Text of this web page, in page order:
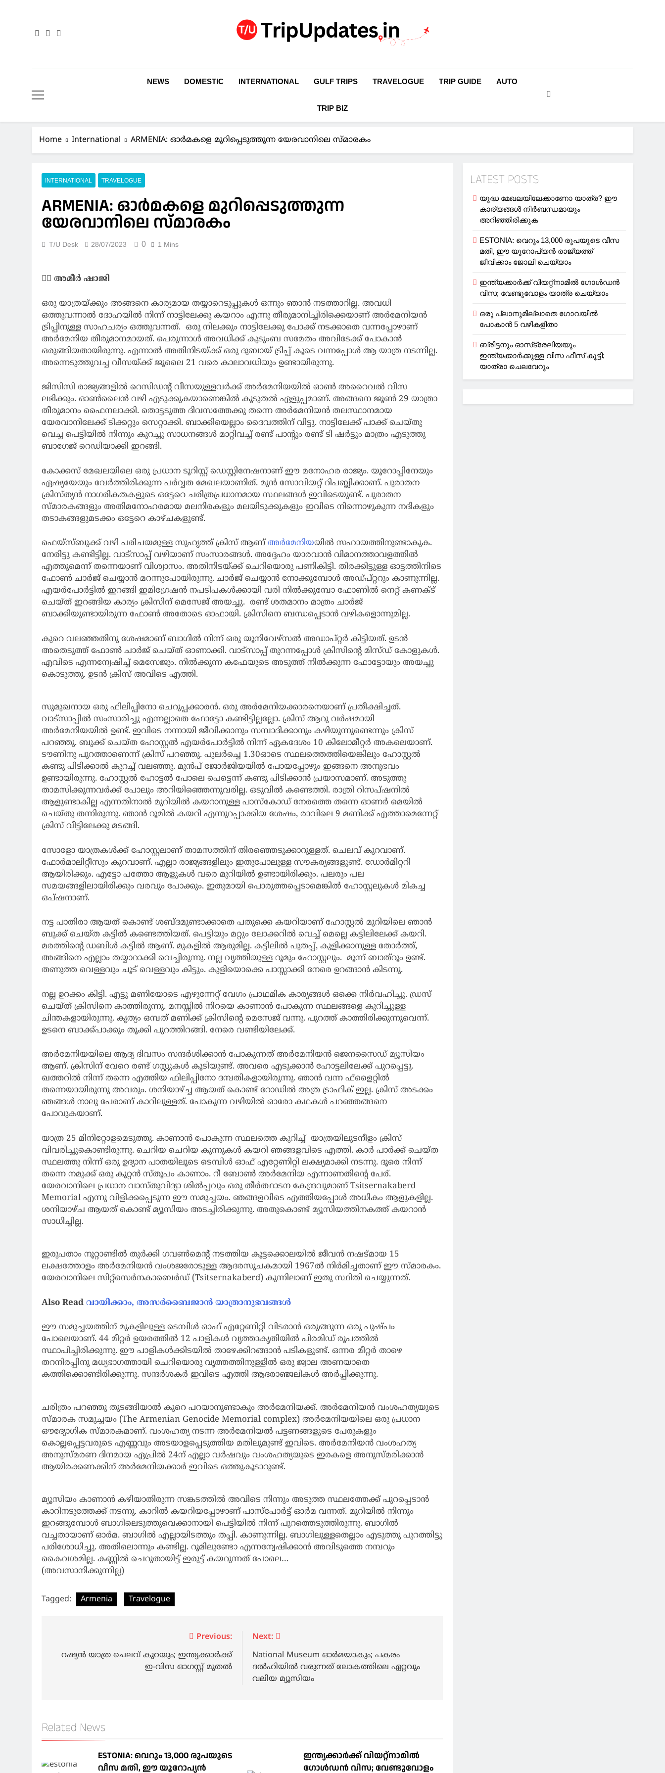
Trip Updates
NEWS DOMESTIC INTERNATIONAL GULF TRIPS TRAVELOGUE TRIP GUIDE AUTO
TRIP BIZ
Home International ARMENIA: ഓർമകളെ മുറിപ്പെടുത്തുന്ന യേരവാനിലെ സ്മാരകം
INTERNATIONAL TRAVELOGUE
ARMENIA: ഓർമകളെ മുറിപ്പെടുത്തുന്ന
യേരവാനിലെ സ്മാരകം
T/U Desk 28/07/2023 0 1 Mins
✍🏻 അമീർ ഷാജി
ഒരു യാത്രയ്ക്കും അങ്ങനെ കാര്യമായ തയ്യാറെടുപ്പുകൾ ഒന്നും ഞാൻ നടത്താറില്ല. അവധി
ഒത്തുവന്നാൽ ദോഹയിൽ നിന്ന് നാട്ടിലേക്കു കയറാം എന്നു തീരുമാനിച്ചിരിക്കെയാണ് അർമേനിയൻ
ട്രിപ്പിനുള്ള സാഹചര്യം ഒത്തുവന്നത്. ഒരു നിലക്കും നാട്ടിലേക്കു പോക്ക് നടക്കാതെ വന്നപ്പോഴാണ്
അർമേനിയ തീരുമാനമായത്. പെരുന്നാൾ അവധിക്ക് കുടുംബ സമേതം അവിടേക്ക് പോകാൻ
ഒരുങ്ങിയതായിരുന്നു. എന്നാൽ അതിനിടയ്ക്ക് ഒരു ദുബായ് ട്രിപ്പ് കൂടെ വന്നപ്പോൾ ആ യാത്ര നടന്നില്ല.
അന്നെടുത്തുവച്ച വീസയ്ക്ക് ജൂലൈ 21 വരെ കാലാവധിയും ഉണ്ടായിരുന്നു.
ജിസിസി രാജ്യങ്ങളിൽ റെസിഡന്റ് വീസയുള്ളവർക്ക് അർമേനിയയിൽ ഓൺ അറൈവൽ വീസ
ലഭിക്കും. ഓൺലൈൻ വഴി എടുക്കുകയാണെങ്കിൽ കൂടുതൽ ഏളുപ്പമാണ്. അങ്ങനെ ജൂൺ 29 യാത്രാ
തീരുമാനം ഫൈനലാക്കി. തൊട്ടടുത്ത ദിവസത്തേക്കു തന്നെ അർമേനിയൻ തലസ്ഥാനമായ
യേരവാനിലേക്ക് ടിക്കറ്റും സെറ്റാക്കി. ബാക്കിയെല്ലാം ദൈവത്തിന് വിട്ടു. നാട്ടിലേക്ക് പാക്ക് ചെയ്തു
വെച്ച പെട്ടിയിൽ നിന്നും കുറച്ചു സാധനങ്ങൾ മാറ്റിവച്ച് രണ്ട് പാന്റും രണ്ട് ടി ഷർട്ടും മാത്രം എടുത്തു
ബാഗേജ് റെഡിയാക്കി ഇറങ്ങി.
കോക്കസ് മേഖലയിലെ ഒരു പ്രധാന ടൂറിസ്റ്റ് ഡെസ്റ്റിനേഷനാണ് ഈ മനോഹര രാജ്യം. യൂറോപ്പിനേയും
ഏഷ്യയേയും വേർത്തിരിക്കുന്ന പർവ്വത മേഖലയാണിത്. മുൻ സോവിയറ്റ് റിപബ്ലിക്കാണ്. പുരാതന
ക്രിസ്ത്യൻ നാഗരികതകളുടെ ഒട്ടേറെ ചരിത്രപ്രധാനമായ സ്ഥലങ്ങൾ ഇവിടെയുണ്ട്. പുരാതന
സ്മാരകങ്ങളും അതിമനോഹരമായ മലനിരകളും മലയിടുക്കുകളും ഇവിടെ നിന്നൊഴുകുന്ന നദികളും
തടാകങ്ങളുമടക്കം ഒട്ടേറെ കാഴ്ചകളുണ്ട്.
ഫെയ്സ്ബുക്ക് വഴി പരിചയമുള്ള സുഹൃത്ത് ക്രിസ് ആണ്അർമേനിയയിൽ സഹായത്തിനുണ്ടാകുക.
നേരിട്ടു കണ്ടിട്ടില്ല. വാട്സാപ്പ് വഴിയാണ് സംസാരങ്ങൾ. അദ്ദേഹം യാരവാൻ വിമാനത്താവളത്തിൽ
എത്തുമെന്ന് തന്നെയാണ് വിശ്വാസം. അതിനിടയ്ക്ക് ചെറിയൊരു പണികിട്ടി. തിരക്കിട്ടുള്ള ഓട്ടത്തിനിടെ
ഫോൺ ചാർജ് ചെയ്യാൻ മറന്നുപോയിരുന്നു. ചാർജ് ചെയ്യാൻ നോക്കുമ്പോൾ അഡ്പ്റ്ററും കാണുന്നില്ല.
എയർപോർട്ടിൽ ഇറങ്ങി ഇമിഗ്രേഷൻ നപടിപകൾക്കായി വരി നിൽക്കുമ്പോ ഫോണിൽ നെറ്റ് കണക്ട്
ചെയ്ത് ഇറങ്ങിയ കാര്യം ക്രിസിന് മെസേജ് അയച്ചു. രണ്ട് ശതമാനം മാത്രം ചാർജ്
ബാക്കിയുണ്ടായിരുന്ന ഫോൺ അതോടെ ഓഫായി. ക്രിസിനെ ബന്ധപ്പെടാൻ വഴികളൊന്നുമില്ല.
കുറെ വലഞ്ഞതിനു ശേഷമാണ് ബാഗിൽ നിന്ന് ഒരു യൂനിവേഴ്സൽ അഡാപ്റ്റർ കിട്ടിയത്. ഉടൻ
അതെടുത്ത് ഫോൺ ചാർജ് ചെയ്ത് ഓണാക്കി. വാട്സാപ്പ് തുറന്നപ്പോൾ ക്രിസിന്റെ മിസ്ഡ് കോളുകൾ.
എവിടെ എന്നന്വേഷിച്ച് മെസേജും. നിൽക്കുന്ന കഫേയുടെ അടുത്ത് നിൽക്കുന്ന ഫോട്ടോയും അയച്ചു
കൊടുത്തു. ഉടൻ ക്രിസ് അവിടെ എത്തി.
സുമുഖനായ ഒരു ഫിലിപ്പിനോ ചെറുപ്പക്കാരൻ. ഒരു അർമേനിയക്കാരനെയാണ് പ്രതീക്ഷിച്ചത്.
വാട്സാപ്പിൽ സംസാരിച്ചു എന്നല്ലാതെ ഫോട്ടോ കണ്ടിട്ടില്ലല്ലോ. ക്രിസ് ആറു വർഷമായി
അർമേനിയയിൽ ഉണ്ട്. ഇവിടെ നന്നായി ജീവിക്കാനും സമ്പാദിക്കാനും കഴിയുന്നുണ്ടെന്നും ക്രിസ്
പറഞ്ഞു. ബുക്ക് ചെയ്ത ഹോസ്റ്റൽ എയർപോർട്ടിൽ നിന്ന് ഏകദേശം 10 കിലോമീറ്റർ അകലെയാണ്.
ടൗണിനു പുറത്താണെന്ന് ക്രിസ് പറഞ്ഞു. പുലർച്ചെ 1.30ഓടെ സ്ഥലത്തെത്തിയെങ്കിലും ഹോസ്റ്റൽ
കണ്ടു പിടിക്കാൽ കുറച്ച് വലഞ്ഞു. മുൻപ് ജോർജിയയിൽ പോയപ്പോഴും ഇങ്ങനെ അനുഭവം
ഉണ്ടായിരുന്നു. ഹോസ്റ്റൽ ഹോട്ടൽ പോലെ പെട്ടെന്ന് കണ്ടു പിടിക്കാൻ പ്രയാസമാണ്. അടുത്തു
താമസിക്കുന്നവർക്ക് പോലും അറിയിഞ്ഞെന്നുവരില്ല. ഒടുവിൽ കണ്ടെത്തി. രാത്രി റിസപ്ഷനിൽ
ആളുണ്ടാകില്ല എന്നതിനാൽ മുറിയിൽ കയറാനുള്ള പാസ്കോഡ് നേരത്തെ തന്നെ ഓണർ മെയിൽ
ചെയ്തു തന്നിരുന്നു. ഞാൻ റൂമിൽ കയറി എന്നുറപ്പാക്കിയ ശേഷം, രാവിലെ 9 മണിക്ക് എത്താമെന്നേറ്റ്
ക്രിസ് വീട്ടിലേക്കു മടങ്ങി.
സോളോ യാത്രകൾക്ക് ഹോസ്റ്റലാണ് താമസത്തിന് തിരഞ്ഞെടുക്കാറുള്ളത്. ചെലവ് കുറവാണ്.
ഫോർമാലിറ്റീസും കുറവാണ്. എല്ലാ രാജ്യങ്ങളിലും ഇതുപോലുള്ള സൗകര്യങ്ങളുണ്ട്. ഡോർമിറ്ററി
ആയിരിക്കും. എട്ടോ പത്തോ ആളുകൾ വരെ മുറിയിൽ ഉണ്ടായിരിക്കും. പലരും പല
സമയങ്ങളിലായിരിക്കും വരവും പോക്കും. ഇതുമായി പൊരുത്തപ്പെടാമെങ്കിൽ ഹോസ്റ്റലുകൾ മികച്ച
ഒപ്ഷനാണ്.
നട്ട പാതിരാ ആയത് കൊണ്ട് ശബ്ദമുണ്ടാക്കാതെ പതുക്കെ കയറിയാണ് ഹോസ്റ്റൽ മുറിയിലെ ഞാൻ
ബുക്ക് ചെയ്ത കട്ടിൽ കണ്ടെത്തിയത്. പെട്ടിയും മറ്റും ലോക്കറിൽ വെച്ച് മെല്ലെ കട്ടിലിലേക്ക് കയറി.
മരത്തിന്റെ ഡബിൾ കട്ടിൽ ആണ്. മുകളിൽ ആരുമില്ല. കട്ടിലിൽ പുതപ്പ്, കുളിക്കാനുള്ള തോർത്ത്,
അങ്ങിനെ എല്ലാം തയ്യാറാക്കി വെച്ചിരുന്നു. നല്ല വൃത്തിയുള്ള റൂമും ഹോസ്റ്റലും. മൂന്ന് ബാത്റൂം ഉണ്ട്.
തണുത്ത വെള്ളവും ചൂട് വെള്ളവും കിട്ടും. കുളിയൊക്കെ പാസ്സാക്കി നേരെ ഉറങ്ങാൻ കിടന്നു.
നല്ല ഉറക്കം കിട്ടി. എട്ടു മണിയോടെ എഴുന്നേറ്റ് വേഗം പ്രാഥമിക കാര്യങ്ങൾ ഒക്കെ നിർവഹിച്ചു. ഡ്രസ്
ചെയ്ത് ക്രിസിനെ കാത്തിരുന്നു. മനസ്സിൽ നിറയെ കാണാൻ പോകുന്ന സ്ഥലങ്ങളെ കുറിച്ചുള്ള
ചിന്തകളായിരുന്നു. കൃത്യം ഒമ്പത് മണിക്ക് ക്രിസിന്റെ മെസേജ് വന്നു. പുറത്ത് കാത്തിരിക്കുന്നുവെന്ന്.
ഉടനെ ബാക്ക്പാക്കും തൂക്കി പുറത്തിറങ്ങി. നേരെ വണ്ടിയിലേക്ക്.
അർമേനിയയിലെ ആദ്യ ദിവസം സന്ദർശിക്കാൻ പോകുന്നത് അർമേനിയൻ ജെനസൈഡ് മ്യൂസിയം
ആണ്. ക്രിസിന് വേറെ രണ്ട് ഗസ്റ്റുകൾ കൂടിയുണ്ട്. അവരെ എടുക്കാൻ ഹോട്ടലിലേക്ക് പുറപ്പെട്ടു.
ഖത്തറിൽ നിന്ന് തന്നെ എത്തിയ ഫിലിപ്പിനോ ദമ്പതികളായിരുന്നു. ഞാൻ വന്ന ഫ്ളൈറ്റിൽ
തന്നെയായിരുന്നു അവരും. ശനിയാഴ്ച്ച ആയത് കൊണ്ട് റോഡിൽ അത്ര ട്രാഫിക് ഇല്ല. ക്രിസ് അടക്കം
ഞങ്ങൾ നാലു പേരാണ് കാറിലുള്ളത്. പോകുന്ന വഴിയിൽ ഓരോ കഥകൾ പറഞ്ഞങ്ങനെ
പോവുകയാണ്.
യാത്ര 25 മിനിറ്റോളമെടുത്തു. കാണാൻ പോകുന്ന സ്ഥലത്തെ കുറിച്ച് യാത്രയിലുടനീളം ക്രിസ്
വിവരിച്ചുകൊണ്ടിരുന്നു. ചെറിയ ചെറിയ കുന്നുകൾ കയറി ഞങ്ങളവിടെ എത്തി. കാർ പാർക്ക് ചെയ്ത
സ്ഥലത്തു നിന്ന് ഒരു ഉദ്യാന പാതയിലൂടെ ടെമ്പിൾ ഓഫ് എറ്റേണിറ്റി ലക്ഷ്യമാക്കി നടന്നു. ദൂരെ നിന്ന്
തന്നെ നമുക്ക് ഒരു കൂറ്റൻ സ്തൂപം കാണാം. റീ ബോൺ അർമേനിയ എന്നാണതിന്റെ പേര്.
യേരവാനിലെ പ്രധാന വാസ്തുവിദ്യാ ശിൽപ്പവും ഒരു തീർത്ഥാടന കേന്ദ്രവുമാണ് Tsitsernakaberd
Memorial എന്നു വിളിക്കപ്പെടുന്ന ഈ സമുച്ചയം. ഞങ്ങളവിടെ എത്തിയപ്പോൾ അധികം ആളുകളില്ല.
ശനിയാഴ്ച ആയത് കൊണ്ട് മ്യൂസിയം അടച്ചിരിക്കുന്നു. അതുകൊണ്ട് മ്യൂസിയത്തിനകത്ത് കയറാൻ
സാധിച്ചില്ല.
ഇരുപതാം നൂറ്റാണ്ടിൽ തുർക്കി ഗവൺമെന്റ് നടത്തിയ കൂട്ടക്കൊലയിൽ ജീവൻ നഷട്മായ 15
ലക്ഷത്തോളം അർമേനിയൻ വംശജരോടുള്ള ആദരസൂചകമായി 1967ൽ നിർമിച്ചതാണ് ഈ സ്മാരകം.
യേരവാനിലെ സിറ്റ്സെർനകാബെർഡ് (Tsitsernakaberd) കുന്നിലാണ് ഇതു സ്ഥിതി ചെയ്യുന്നത്.
Also Read വായിക്കാം, അസർബൈജാൻ യാത്രാനുഭവങ്ങൾ
ഈ സമുച്ചയത്തിന് മുകളിലുള്ള ടെമ്പിൾ ഓഫ് എറ്റേണിറ്റി വിടരാൻ ഒരുങ്ങുന്ന ഒരു പുഷ്പം
പോലെയാണ്. 44 മീറ്റർ ഉയരത്തിൽ 12 പാളികൾ വൃത്താകൃതിയിൽ പിരമിഡ് രൂപത്തിൽ
സ്ഥാപിച്ചിരിക്കുന്നു. ഈ പാളികൾക്കിടയിൽ താഴേക്കിറങ്ങാൻ പടികളുണ്ട്. ഒന്നര മീറ്റർ താഴെ
തറനിരപ്പിനു മധ്യഭാഗത്തായി ചെറിയൊരു വൃത്തത്തിനുള്ളിൽ ഒരു ജ്വാല അണയാതെ
കത്തിക്കൊണ്ടിരിക്കുന്നു. സന്ദർശകർ ഇവിടെ എത്തി ആദരാഞ്ജലികൾ അർപ്പിക്കുന്നു.
ചരിത്രം പറഞ്ഞു തുടങ്ങിയാൽ കുറെ പറയാനുണ്ടാകും അർമേനിയക്ക്. അർമേനിയൻ വംശഹത്യയുടെ
സ്മാരക സമുച്ചയം (The Armenian Genocide Memorial complex) അർമേനിയയിലെ ഒരു പ്രധാന
ഔദ്യോഗിക സ്മാരകമാണ്. വംശഹത്യ നടന്ന അർമേനിയൽ പട്ടണങ്ങളുടെ പേരുകളും
കൊല്ലപ്പെട്ടവരുടെ എണ്ണവും അടയാളപ്പെടുത്തിയ മതിലുമുണ്ട് ഇവിടെ. അർമേനിയൻ വംശഹത്യ
അനുസ്മരണ ദിനമായ ഏപ്രിൽ 24ന് എല്ലാ വർഷവും വംശഹത്യയുടെ ഇരകളെ അനുസ്മരിക്കാൻ
ആയിരക്കണക്കിന് അർമേനിയക്കാർ ഇവിടെ ഒത്തുകൂടാറുണ്ട്.
മ്യൂസിയം കാണാൻ കഴിയാതിരുന്ന സങ്കടത്തിൽ അവിടെ നിന്നും അടുത്ത സ്ഥലത്തേക്ക് പുറപ്പെടാൻ
കാറിനടുത്തേക്ക് നടന്നു. കാറിൽ കയറിയപ്പോഴാണ് പാസ്പോർട്ട് ഓർമ വന്നത്. മുറിയിൽ നിന്നും
ഇറങ്ങുമ്പോൾ ബാഗിലെടുത്തുവെക്കാനായി പെട്ടിയിൽ നിന്ന് പുറത്തെടുത്തിരുന്നു. ബാഗിൽ
വച്ചതായാണ് ഓർമ. ബാഗിൽ എല്ലായിടത്തും തപ്പി. കാണുന്നില്ല. ബാഗിലുള്ളതെല്ലാം എടുത്തു പുറത്തിട്ടു
പരിശോധിച്ചു. അതിലൊന്നും കണ്ടില്ല. റൂമിലുണ്ടോ എന്നന്വേഷിക്കാൻ അവിടുത്തെ നമ്പറും
കൈവശമില്ല. കണ്ണിൽ ചെറുതായിട്ട് ഇരുട്ട് കയറുന്നത് പോലെ…
(അവസാനിക്കുന്നില്ല)
Tagged: Armenia Travelogue
navigation
Previous:
റഷ്യൻ യാത്ര ചെലവ് കുറയും; ഇന്ത്യക്കാര്‍ക്ക്
ഇ-വിസ ഓഗസ്റ്റ് മുതൽ
Next:
National Museum ഓർമയാകും; പകരം
ദൽഹിയിൽ വരുന്നത് ലോകത്തിലെ ഏറ്റവും
വലിയ മ്യൂസിയം
Related News
ESTONIA: വെറും 13,000 രൂപയുടെ
വീസ മതി, ഈ യൂറോപ്യന്‍
ഇന്ത്യക്കാർക്ക് വിയറ്റ്‌നാമില്‍
ഗോള്‍ഡന്‍ വിസ; വേണ്ടുവോളം
LATEST POSTS
യുദ്ധ മേഖലയിലേക്കാണോ യാത്ര? ഈ
കാര്യങ്ങള്‍ നിര്‍ബന്ധമായും
അറിഞ്ഞിരിക്കുക
ESTONIA: വെറും 13,000 രൂപയുടെ വീസ
മതി, ഈ യൂറോപ്യന്‍ രാജ്യത്ത്
ജീവിക്കാം ജോലി ചെയ്യാം
ഇന്ത്യക്കാർക്ക് വിയറ്റ്‌നാമില്‍ ഗോള്‍ഡന്‍
വിസ; വേണ്ടുവോളം യാത്ര ചെയ്യാം
ഒരു പ്ലാനുമില്ലാതെ ഗോവയില്‍
പോകാൻ 5 വഴികളിതാ
ബ്രിട്ടനും ഓസ്‌ട്രേലിയയും
ഇന്ത്യക്കാര്‍ക്കുള്ള വിസ ഫീസ് കൂട്ടി;
യാത്രാ ചെലവേറും